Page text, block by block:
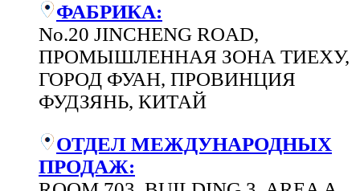
ФАБРИКА:
No.20 JINCHENG ROAD,
ПРОМЫШЛЕННАЯ ЗОНА ТИЕХУ,
ГОРОД ФУАН, ПРОВИНЦИЯ
ФУДЗЯНЬ, КИТАЙ
ОТДЕЛ МЕЖДУНАРОДНЫХ
ПРОДАЖ: